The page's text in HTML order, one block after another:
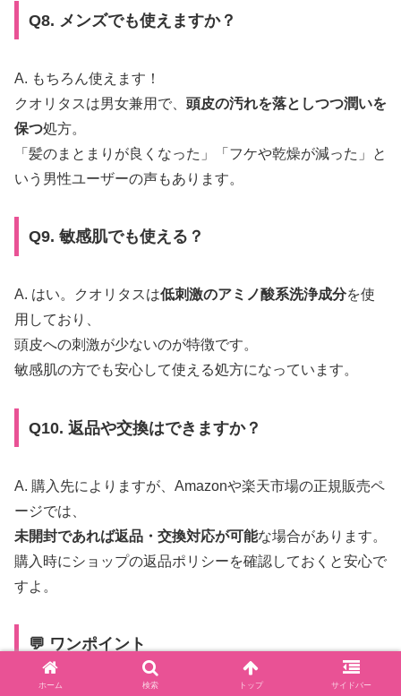
Q8. メンズでも使えますか？
A. もちろん使えます！
クオリタスは男女兼用で、 頭皮の汚れを落としつつ潤いを
保つ処方。
「髪のまとまりが良くなった」「フケや乾燥が減った」と
いう男性ユーザーの声もあります。
Q9. 敏感肌でも使える？
A. はい。クオリタスは低刺激のアミノ酸系洗浄成分を使
用しており、
頭皮への刺激が少ないのが特徴です。
敏感肌の方でも安心して使える処方になっています。
Q10. 返品や交換はできますか？
A. 購入先によりますが、Amazonや楽天市場の正規販売ペ
ージでは、
未開封であれば返品・交換対応が可能な場合があります。
購入時にショップの返品ポリシーを確認しておくと安心で
すよ。
💬 ワンポイント
ホーム 検索 トップ サイドバー